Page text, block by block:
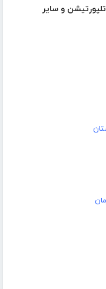
و سایر